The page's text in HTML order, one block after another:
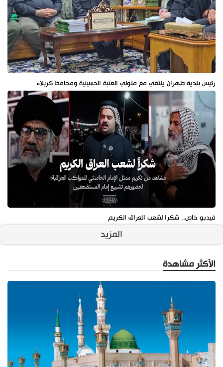
رئيس بلدية طهران يلتقي مع متولي العتبة الحسينية ومحافظ كربلاء
فيديو خاص.. شكرا لشعب العراق الكريم
المزيد
الأكثر مشاهدة